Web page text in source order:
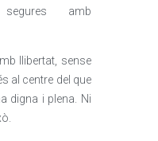
amb
llibertat, sense
al centre del que
digna i plena. Ni